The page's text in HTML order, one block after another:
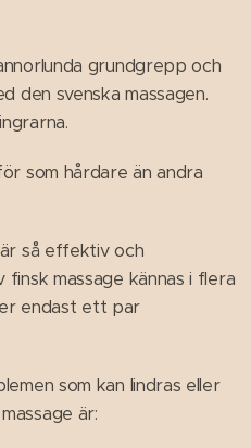
grundgrepp och
den svenska massagen.
som hårdare än andra
så effektiv och
massage kännas i flera
endast ett par
som kan lindras eller
är: